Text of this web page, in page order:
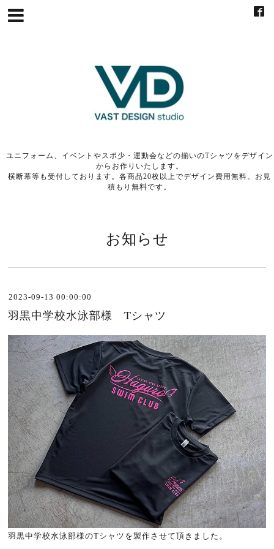
ユニフォーム、イベントやスポ少・運動会などの揃いのTシャツをデザイン
からお作りいたします。
横断幕等も受付しております。各商品20枚以上でデザイン費用無料。お見
積もり無料です。
お知らせ
2023-09-13 00:00:00
羽黒中学校水泳部様 Tシャツ
羽黒中学校水泳部様のTシャツを製作させて頂きました。